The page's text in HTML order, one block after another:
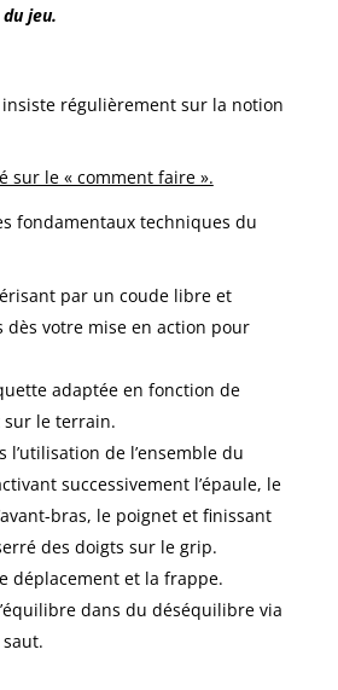
jeu.
régulièrement sur la notion
sur le « comment faire ».
fondamentaux techniques du
par un coude libre et
dès votre mise en action pour
adaptée en fonction de
le terrain.
l’utilisation de l’ensemble du
successivement l’épaule, le
bras, le poignet et finissant
des doigts sur le grip.
déplacement et la frappe.
dans du déséquilibre via